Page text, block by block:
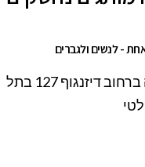
- לנשים ולגברים
רשת דנילו חוגגת – פתחה חנות חדשה ברחוב דיזנגוף 127 בתל